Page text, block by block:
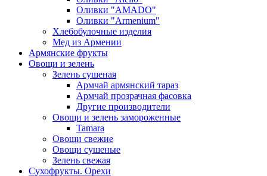
Оливки "AMADO"
Оливки "Armenium"
Хлебобулочные изделия
Мед из Армении
Армянские фрукты
Овощи и зелень
Зелень сушеная
Армчай армянский тараз
Армчай прозрачная фасовка
Другие производители
Овощи и зелень замороженные
Tamara
Овощи свежие
Овощи сушеные
Зелень свежая
Сухофрукты. Орехи